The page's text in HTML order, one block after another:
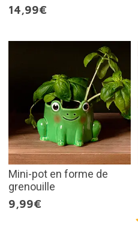
14,99€
Mini-pot en forme de
grenouille
9,99€